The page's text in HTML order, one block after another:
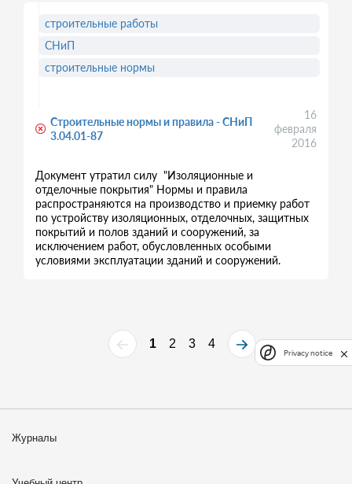
Строительные нормы и правила - СНиП
3.04.01-87
16
февраля
2016
Документ утратил силу "Изоляционные и
отделочные покрытия" Нормы и правила
распространяются на производство и приемку работ
по устройству изоляционных, отделочных, защитных
покрытий и полов зданий и сооружений, за
исключением работ, обусловленных особыми
условиями эксплуатации зданий и сооружений.
строительные работы
СНиП
строительные нормы
1 2 3 4
Журналы
Privacy notice